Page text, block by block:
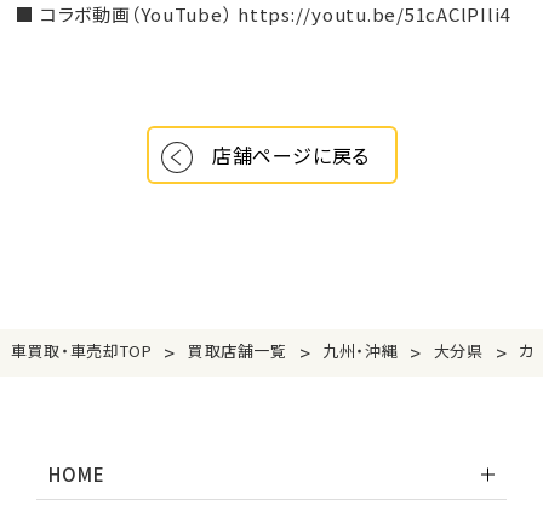
■ コラボ動画（YouTube） https://youtu.be/51cAClPIli4
店舗ページに戻る
車買取・車売却TOP > 買取店舗一覧 > 九州・沖縄 > 大分県 > カ
HOME